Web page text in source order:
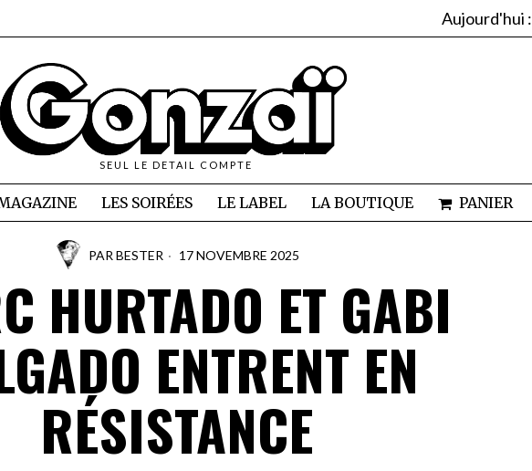
Aujourd'hui :
SEUL LE DETAIL COMPTE
LES SOIRÉES LE LABEL LA BOUTIQUE PANIER
PAR BESTER 17 NOVEMBRE 2025
HURTADO ET GABI
ENTRENT EN
RÉSISTANCE